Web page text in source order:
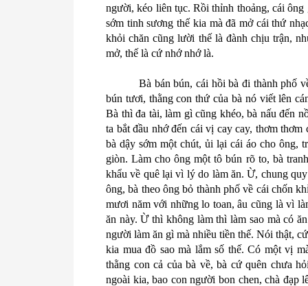
người, kéo liên tục. Rồi thỉnh thoảng, cái
sớm tinh sương thế kia mà đã mở cái thứ
khỏi chăn cũng lười thế là đành chịu trận,
mở, thế là cứ nhớ nhớ là.
Bà bán bún, cái hồi bà đi thành phố
bún tươi, thằng con thứ của bà nó viết lên
Bà thì đa tài, làm gì cũng khéo, bà nấu đến
ta bắt đầu nhớ đến cái vị cay cay, thơm
bà dậy sớm một chút, ủi lại cái áo cho ông,
giòn. Làm cho ông một tô bún rõ to, bà
khẩu về quê lại vì lý do làm ăn. Ừ, chung
ông, bà theo ông bỏ thành phố về cái chốn
mươi năm với những lo toan, âu cũng là vì
ăn này. Ừ thì không làm thì làm sao mà có
người làm ăn gì mà nhiều tiền thế. Nói thật,
kia mua đồ sao mà lắm số thế. Có một vị
thằng con cả của bà về, bà cứ quên chưa
ngoài kia, bao con người bon chen, chà đạp